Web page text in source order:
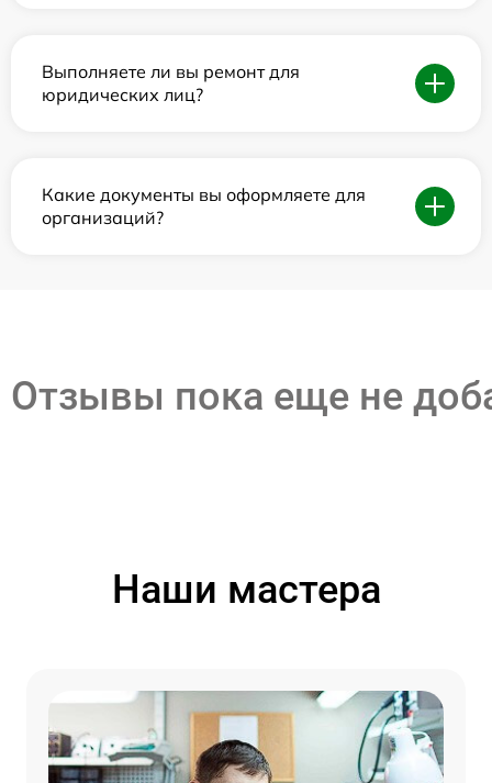
Выполняете ли вы ремонт для
юридических лиц?
Какие документы вы оформляете для
организаций?
Отзывы пока еще не
Наши мастера